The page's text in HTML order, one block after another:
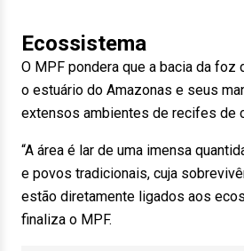
Ecossistema
O MPF pondera que a bacia da foz
o estuário do Amazonas e seus
extensos ambientes de recifes de
“A área é lar de uma imensa
e povos tradicionais, cuja
estão diretamente ligados aos
finaliza o MPF.